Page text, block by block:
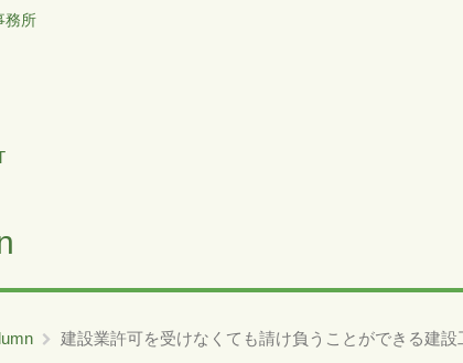
務所
建設業許可を受けなくても請け負うことができる建設